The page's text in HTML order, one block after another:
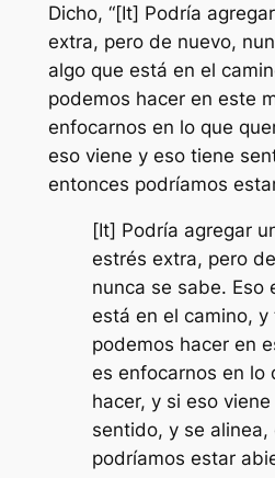
Dicho, “[It] Podría
extra, pero de nuevo,
algo que está en el
podemos hacer en este
enfocarnos en lo que
eso viene y eso tiene
entonces podríamos
[It] Podría agregar
estrés extra, pero
nunca se sabe. Eso
está en el camino, y
podemos hacer en
es enfocarnos en lo
hacer, y si eso
sentido, y se alinea,
podríamos estar